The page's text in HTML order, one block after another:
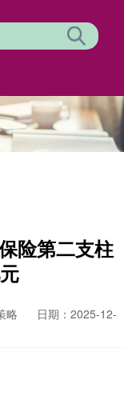
险第二支柱
略
日期：2025-12-